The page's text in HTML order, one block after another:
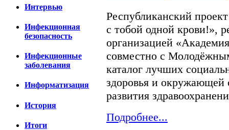
Интервью
Инфекционная
безопасность
Инфекционные
заболевания
Информатизация
История
Итоги
Республиканский
с тобой одной крови!»,
организацией
совместно с
каталог лучших
здоровья и окружающей
развития
Подробнее...